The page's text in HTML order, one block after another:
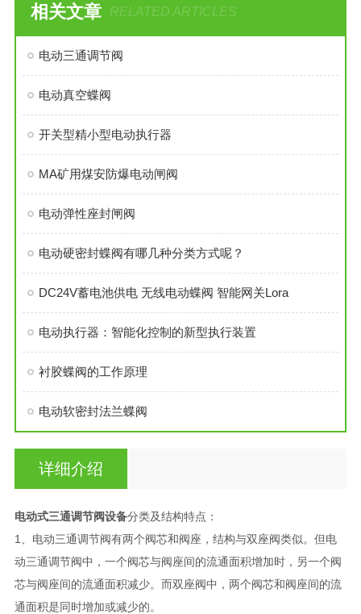
相关文章 RELATED ARTICLES
电动三通调节阀
电动真空蝶阀
开关型精小型电动执行器
MA矿用煤安防爆电动闸阀
电动弹性座封闸阀
电动硬密封蝶阀有哪几种分类方式呢？
DC24V蓄电池供电 无线电动蝶阀 智能网关Lora
电动执行器：智能化控制的新型执行装置
衬胶蝶阀的工作原理
电动软密封法兰蝶阀
详细介绍
电动式三通调节阀设备分类及结构特点：
1、电动三通调节阀有两个阀芯和阀座，结构与双座阀类似。但电
动三通调节阀中，一个阀芯与阀座间的流通面积增加时，另一个阀
芯与阀座间的流通面积减少。而双座阀中，两个阀芯和阀座间的流
通面积是同时增加或减少的。